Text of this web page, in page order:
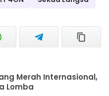
Merah Internasional,
Lomba